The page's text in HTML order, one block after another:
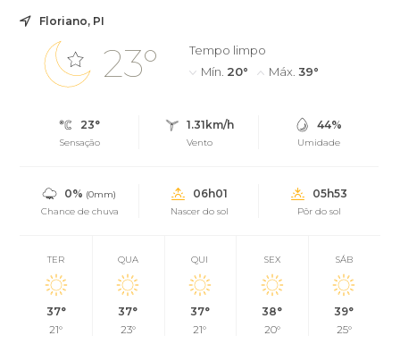
Floriano, PI
23°
Tempo limpo
Mín. 20° Máx. 39°
23°
Sensação
1.31km/h
Vento
44%
Umidade
0% (0mm)
Chance de chuva
06h01
Nascer do sol
05h53
Pôr do sol
TER
37°
21°
QUA
37°
23°
QUI
37°
21°
SEX
38°
20°
SÁB
39°
25°